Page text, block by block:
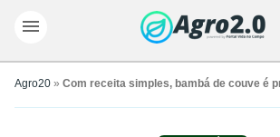
Agro20 » Com receita simples, bambá de couve é